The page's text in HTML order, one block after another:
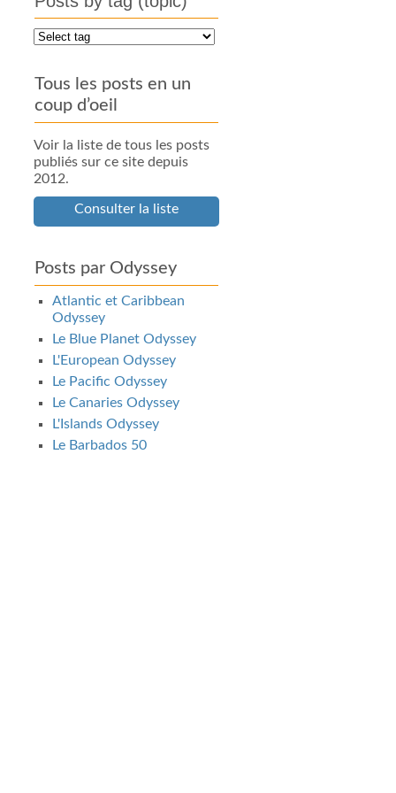
Tous les posts en un
coup d’oeil
Voir la liste de tous les posts
publiés sur ce site depuis
2012.
Consulter la liste
Posts par Odyssey
Atlantic et Caribbean
Odyssey
Le Blue Planet Odyssey
L'European Odyssey
Le Pacific Odyssey
Le Canaries Odyssey
L'Islands Odyssey
Le Barbados 50